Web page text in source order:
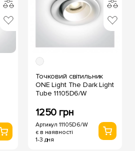
Точковий світильник
ONE Light The Dark Light
Tube 11105D6/W
1250 грн
Артикул 11105D6/W
є в наявності
1-3 дня